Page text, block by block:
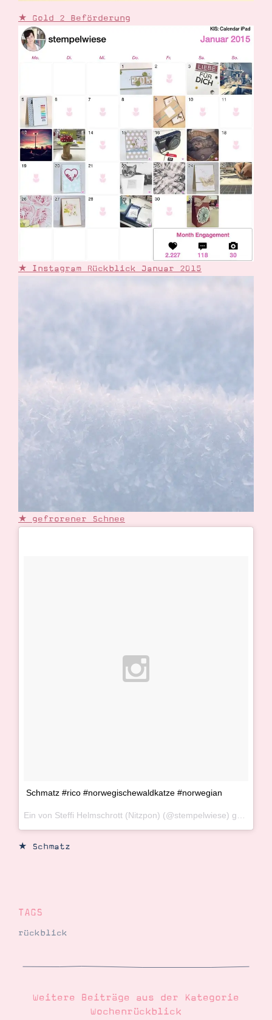
★ Gold 2 Beförderung
★ Instagram Rückblick Januar 2015
★ gefrorener Schnee
Schmatz #rico #norwegischewaldkatze #norwegian
★ Schmatz
TAGS
rückblick
Weitere Beiträge aus der Kategorie
Wochenrückblick